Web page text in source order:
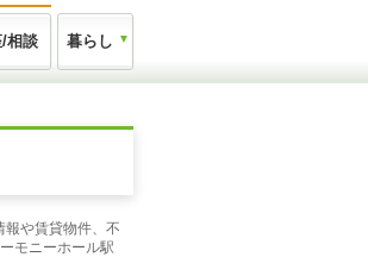
相談 暮らし
や賃貸物件、不
モニーホール駅